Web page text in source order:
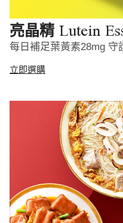
亮晶精 Lutein
每日補足葉黃素28mg 守
立即選購